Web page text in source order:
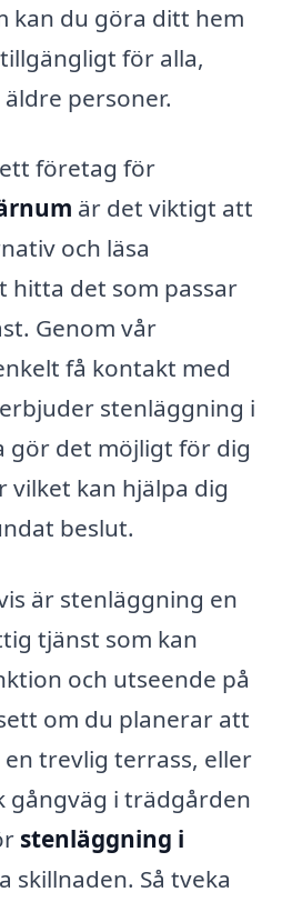
kan du göra ditt hem
för alla,
personer.
företag för
är det viktigt att
och läsa
hitta det som passar
Genom vår
få kontakt med
stenläggning i
gör det möjligt för dig
kan hjälpa dig
beslut.
är stenläggning en
tjänst som kan
och utseende på
om du planerar att
trevlig terrass, eller
gångväg i trädgården
stenläggning i
skillnaden. Så tveka